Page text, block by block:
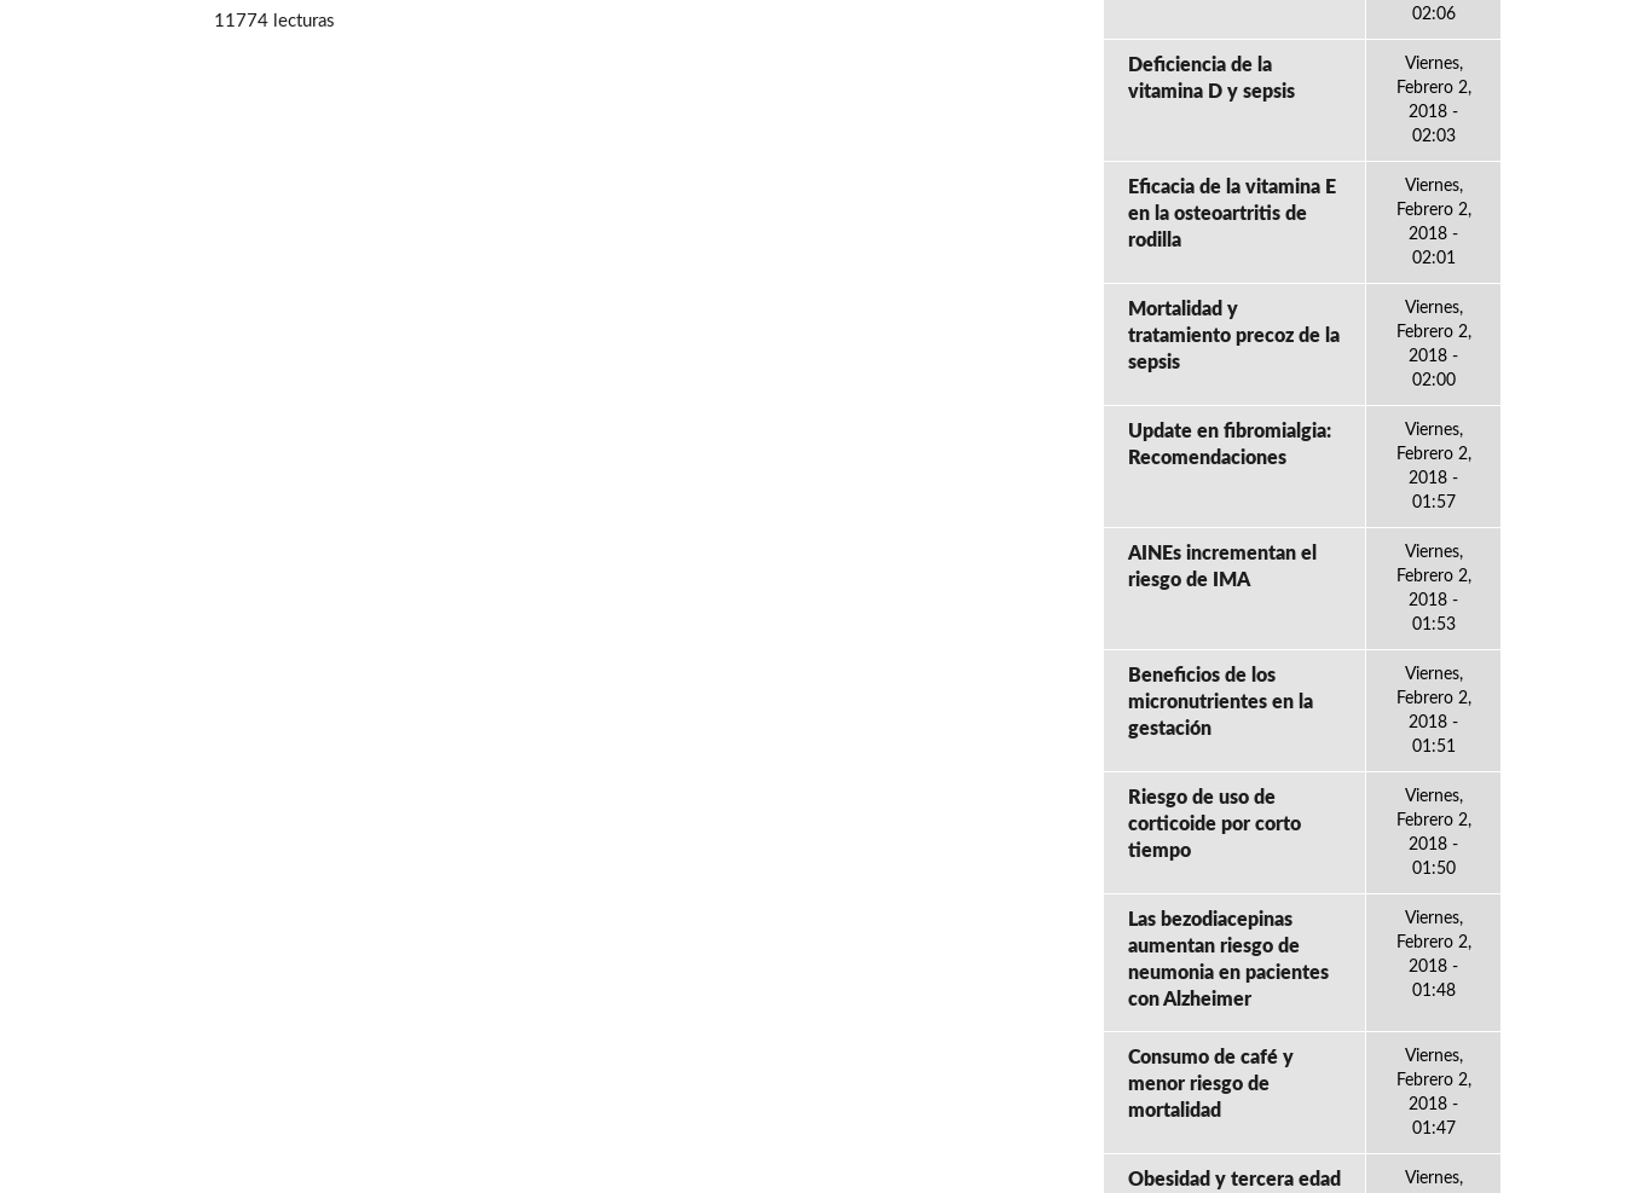
11774 lecturas
02:06
Deficiencia de la
vitamina D y sepsis
Viernes,
Febrero 2,
2018 -
02:03
Eficacia de la vitamina E
en la osteoartritis de
rodilla
Viernes,
Febrero 2,
2018 -
02:01
Mortalidad y
tratamiento precoz de la
sepsis
Viernes,
Febrero 2,
2018 -
02:00
Update en fibromialgia:
Recomendaciones
Viernes,
Febrero 2,
2018 -
01:57
AINEs incrementan el
riesgo de IMA
Viernes,
Febrero 2,
2018 -
01:53
Beneficios de los
micronutrientes en la
gestación
Viernes,
Febrero 2,
2018 -
01:51
Riesgo de uso de
corticoide por corto
tiempo
Viernes,
Febrero 2,
2018 -
01:50
Las bezodiacepinas
aumentan riesgo de
neumonia en pacientes
con Alzheimer
Viernes,
Febrero 2,
2018 -
01:48
Consumo de café y
menor riesgo de
mortalidad
Viernes,
Febrero 2,
2018 -
01:47
Obesidad y tercera edad
Viernes,